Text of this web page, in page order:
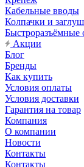
Кабельные вводы
Колпачки и
Быстроразъёмные
Акции
Блог
Бренды
Как купить
Условия оплаты
Условия доставки
Гарантия на товар
Компания
О компании
Новости
Контакты
Контакты